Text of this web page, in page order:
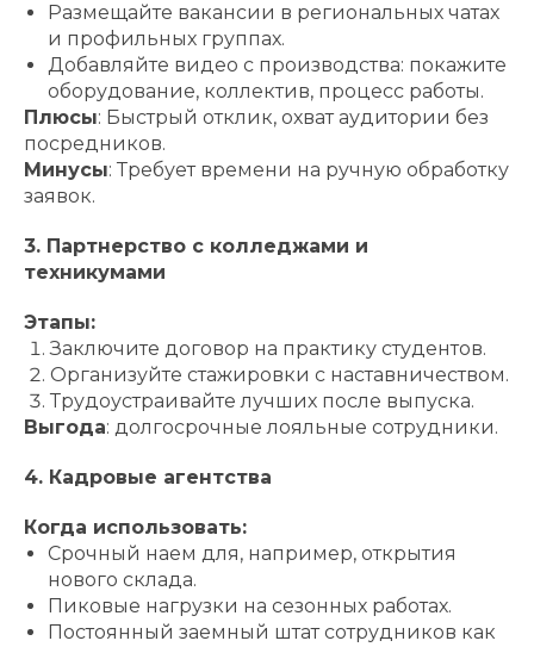
Размещайте вакансии в региональных чатах
и профильных группах.
Добавляйте видео с производства: покажите
оборудование, коллектив, процесс работы.
Плюсы: Быстрый отклик, охват аудитории без
посредников.
Минусы: Требует времени на ручную обработку
заявок.
3. Партнерство с колледжами и
техникумами
Этапы:
Заключите договор на практику студентов.
Организуйте стажировки с наставничеством.
Трудоустраивайте лучших после выпуска.
Выгода: долгосрочные лояльные сотрудники.
4. Кадровые агентства
Когда использовать:
Срочный наем для, например, открытия
нового склада.
Пиковые нагрузки на сезонных работах.
Постоянный заемный штат сотрудников как